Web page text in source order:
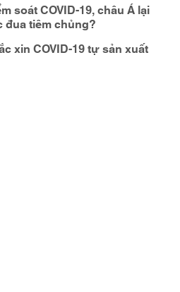
soát COVID-19, châu Á lại
đua tiêm chủng?
xin COVID-19 tự sản xuất